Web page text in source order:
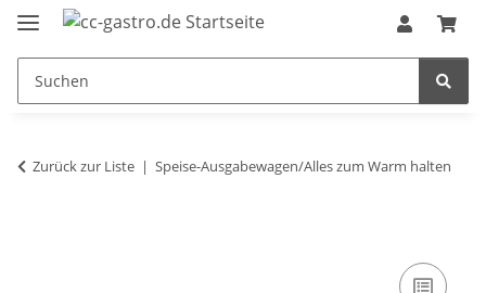
Zurück zur Liste Speise-Ausgabewagen/Alles zum Warm halten